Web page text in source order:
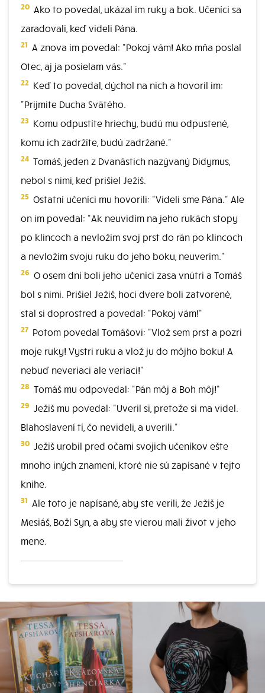
20 Ako to povedal, ukázal im ruky a bok. Učeníci sa
zaradovali, keď videli Pána.
21 A znova im povedal: "Pokoj vám! Ako mňa poslal
Otec, aj ja posielam vás."
22 Keď to povedal, dýchol na nich a hovoril im:
"Prijmite Ducha Svätého.
23 Komu odpustíte hriechy, budú mu odpustené,
komu ich zadržíte, budú zadržané."
24 Tomáš, jeden z Dvanástich nazývaný Didymus,
nebol s nimi, keď prišiel Ježiš.
25 Ostatní učeníci mu hovorili: "Videli sme Pána." Ale
on im povedal: "Ak neuvidím na jeho rukách stopy
po klincoch a nevložím svoj prst do rán po klincoch
a nevložím svoju ruku do jeho boku, neuverím."
26 O osem dní boli jeho učeníci zasa vnútri a Tomáš
bol s nimi. Prišiel Ježiš, hoci dvere boli zatvorené,
stal si doprostred a povedal: "Pokoj vám!"
27 Potom povedal Tomášovi: "Vlož sem prst a pozri
moje ruky! Vystri ruku a vlož ju do môjho boku! A
nebuď neveriaci ale veriaci!"
28 Tomáš mu odpovedal: "Pán môj a Boh môj!"
29 Ježiš mu povedal: "Uveril si, pretože si ma videl.
Blahoslavení tí, čo nevideli, a uverili."
30 Ježiš urobil pred očami svojich učeníkov ešte
mnoho iných znamení, ktoré nie sú zapísané v tejto
knihe.
31 Ale toto je napísané, aby ste verili, že Ježiš je
Mesiáš, Boží Syn, a aby ste vierou mali život v jeho
mene.